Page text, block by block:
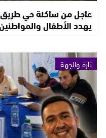
عاجل من ساكنة حي
يهدد الأطفال
تازة والجهة